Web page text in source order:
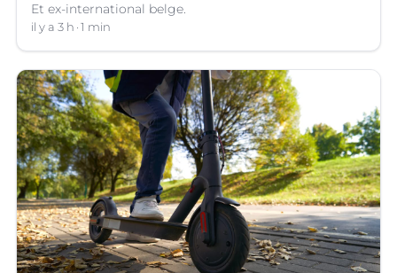
Et ex-international belge.
il y a 3 h 1 min